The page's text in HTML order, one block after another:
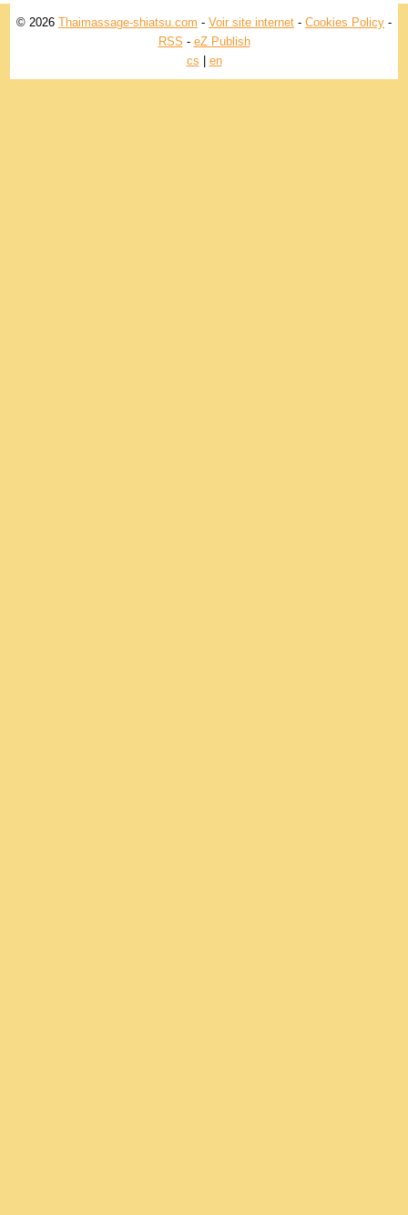
© 2026 Thaimassage-shiatsu.com - Voir site internet - Cookies Policy -
RSS - eZ Publish
cs
en